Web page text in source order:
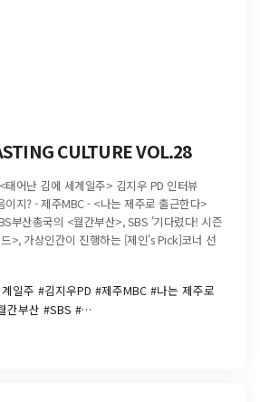
CULTURE VOL.28
태어난 김에 세계일주> 김지우 PD 인터뷰
이지? - 제주MBC - <나는 제주로 출근한다>
부산총국의 <월간부산>, SBS '기다렸다! 시즌
>, 가상인간이 진행하는 [제인's Pick]코너 선
일주 #김지우PD #제주MBC #나는 제주로
간부산 #SBS #…